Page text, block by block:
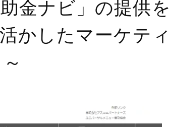
金ナビ」の提供を
かしたマーケティ